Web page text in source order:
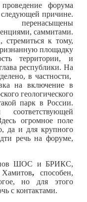
форума
причине.
перенасыщены
саммитами.
к тому,
площадку
территории, и
республики. На
в частности,
на включение в
геологического
парк в России.
огромное поле
да и для крупного
речь на форуме,
ШОС и БРИКС,
, способен,
но для этого
с контактами.